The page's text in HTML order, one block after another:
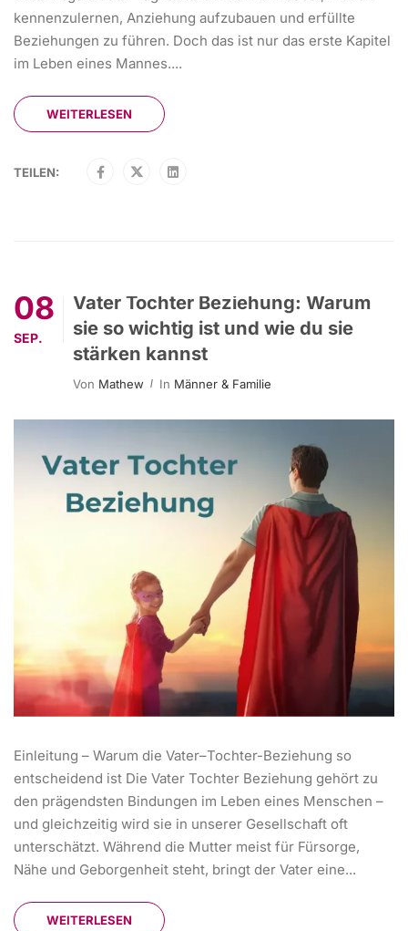
kennenzulernen, Anziehung aufzubauen und erfüllte
Beziehungen zu führen. Doch das ist nur das erste Kapitel
im Leben eines Mannes....
WEITERLESEN
TEILEN:
08
SEP.
Vater Tochter Beziehung: Warum
sie so wichtig ist und wie du sie
stärken kannst
Von Mathew In Männer & Familie
Einleitung – Warum die Vater–Tochter-Beziehung so
entscheidend ist Die Vater Tochter Beziehung gehört zu
den prägendsten Bindungen im Leben eines Menschen –
und gleichzeitig wird sie in unserer Gesellschaft oft
unterschätzt. Während die Mutter meist für Fürsorge,
Nähe und Geborgenheit steht, bringt der Vater eine...
WEITERLESEN